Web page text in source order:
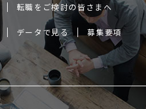
転職をご検討の皆さまへ
データで見る 募集要項